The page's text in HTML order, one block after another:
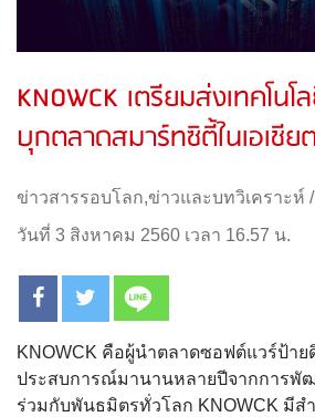
KNOWCK เตรียมส่งเทคโน
บุกตลาดสมาร์ทซิตี้ในเอเชีย
ข่าวสารรอบโลก,ข่าวและบทวิเคราะห์ /
วันที่ 3 สิงหาคม 2560 เวลา 16.57 น.
KNOWCK คือผู้นำตลาดซอฟต์แวร์ป้าย
ประสบการณ์มานานหลายปีจากการพั
ร่วมกับพันธมิตรทั่วโลก KNOWCK มีส